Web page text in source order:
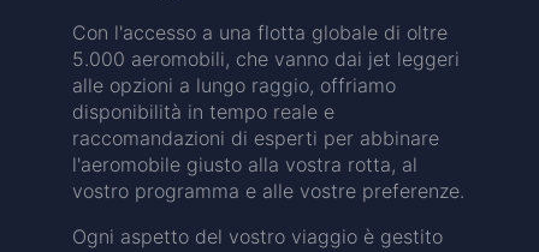
Con l'accesso a una flotta globale di oltre
5.000 aeromobili, che vanno dai jet leggeri
alle opzioni a lungo raggio, offriamo
disponibilità in tempo reale e
raccomandazioni di esperti per abbinare
l'aeromobile giusto alla vostra rotta, al
vostro programma e alle vostre preferenze.
Ogni aspetto del vostro viaggio è gestito